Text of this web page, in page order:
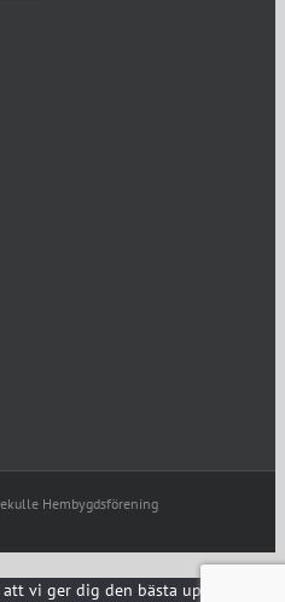
Hembygdsförening
vi ger dig den bästa upplevelsen